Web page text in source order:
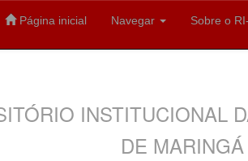
Página inicial Navegar Sobre o
INSTITUCIONAL
DE